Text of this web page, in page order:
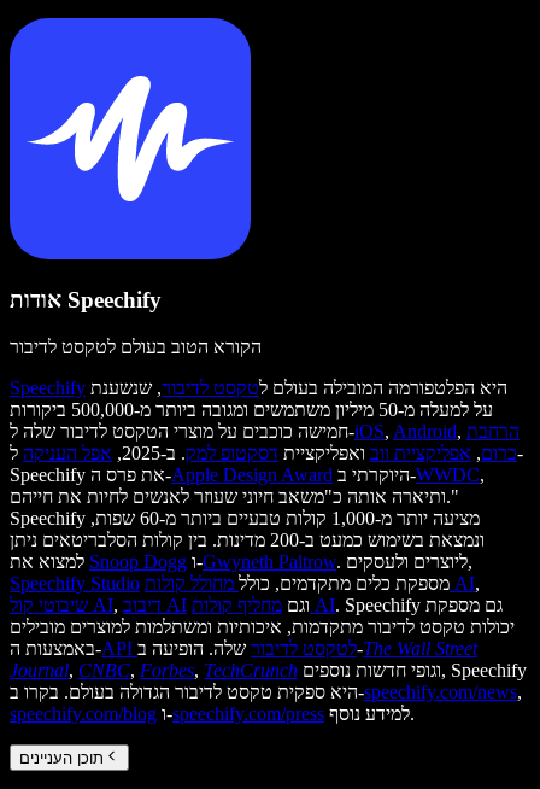
אודות Speechify
הקורא הטוב בעולם לטקסט לדיבור
Speechify
היא הפלטפורמה המובילה בעולם לטקסט לדיבור, שנשענת
על למעלה מ-50 מיליון משתמשים ומגובה ביותר מ-500,000 ביקורות
חמישה כוכבים על מוצרי הטקסט לדיבור שלה ל-iOS, Android, הרחבת
כרום, אפליקציית ווב ואפליקציית דסקטופ למק. ב-2025, אפל העניקה ל-
Speechify את פרס ה-Apple Design Award היוקרתי ב-WWDC,
ותיארה אותה כ"משאב חיוני שעוזר לאנשים לחיות את חייהם."
Speechify מציעה יותר מ-1,000 קולות טבעיים ביותר מ-60 שפות,
ונמצאת בשימוש כמעט ב-200 מדינות. בין קולות הסלבריטאים ניתן
Snoop Dogg ו-Gwyneth Paltrow
. ליוצרים ולעסקים,
Speechify Studio
מספקת כלים מתקדמים, כולל מחולל קולות AI,
שיבוטי קול AI, דיבוב AI וגם מחליף קולות AI. Speechify גם מספקת
יכולות טקסט לדיבור מתקדמות, איכותיות ומשתלמות למוצרים מובילים
באמצעות ה-
API לטקסט לדיבורשלה. הופיעה ב-The Wall Street
Journal, CNBC, Forbes, TechCrunch
היא ספקית טקסט לדיבור הגדולה בעולם. בקרו ב-speechify.com/news,
speechify.com/blog ו-speechify.com/press למידע נוסף.
תוכן העניינים